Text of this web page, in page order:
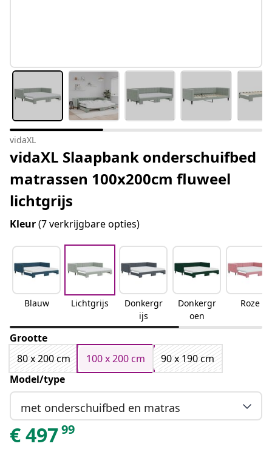
vidaXL
vidaXL Slaapbank onderschuifbed
matrassen 100x200cm fluweel
lichtgrijs
Kleur(7 verkrijgbare opties)
Blauw Lichtgrijs
Donkergr
ijs
Donkergr
oen
Roze
Grootte
80 x 200 cm
100 x 200 cm
90 x 190 cm
Model/type
met onderschuifbed en matras
€49799